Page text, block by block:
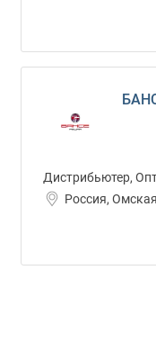
Дистрибьютер,
Россия,